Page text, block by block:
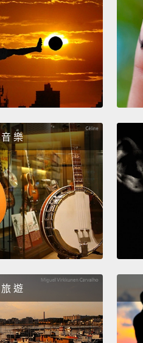
calories.
首先，你應該考慮到你坐的
的被動型坐姿，那麼確保你
腳。那會讓血液循環不良。
迫神經還有限制血液循環。
力。或考慮選擇主動型坐姿
事。光是每天用主動型坐姿
肌力改善和燃燒卡路里。
To get yourself into better
to interrupt your sitting at
You don't even have to do
Get up and do some
shoulder shrugs to
and stretch your muscles.
要在辦公室讓自己變得更健
斷坐姿一下。你甚至不用做
音 樂
旅 遊